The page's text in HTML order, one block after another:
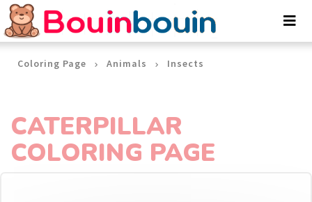
Coloring Page Animals Insects
CATERPILLAR
COLORING PAGE
Cookies management panel